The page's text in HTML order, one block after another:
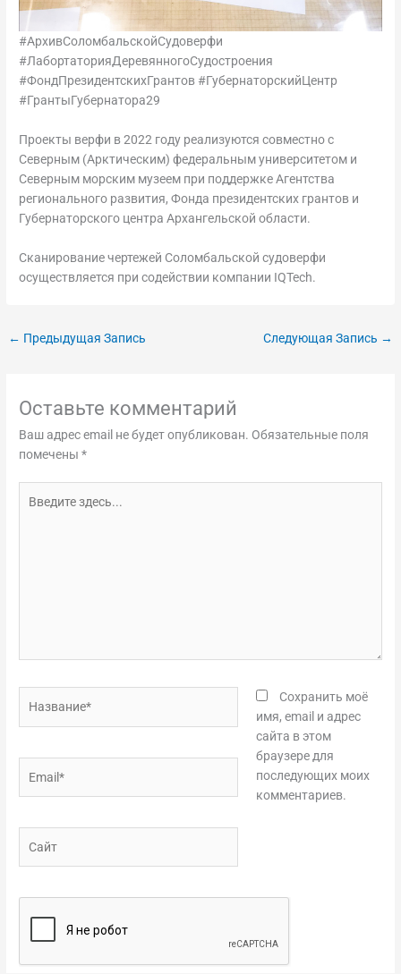
#АрхивСоломбальскойСудоверфи
#ЛабортаторияДеревянногоСудостроения
#ФондПрезидентскихГрантов #ГубернаторскийЦентр
#ГрантыГубернатора29
Проекты верфи в 2022 году реализуются совместно с
Северным (Арктическим) федеральным университетом и
Северным морским музеем при поддержке Агентства
регионального развития, Фонда президентских грантов и
Губернаторского центра Архангельской области.
Cканирование чертежей Соломбальской судоверфи
осуществляется при содействии компании IQTech.
← Предыдущая Запись Следующая Запись →
Оставьте комментарий
Ваш адрес email не будет опубликован. Обязательные поля
помечены*
здесь...
Сохранить моё
имя, email и адрес
сайта в этом
браузере для
последующих моих
комментариев.